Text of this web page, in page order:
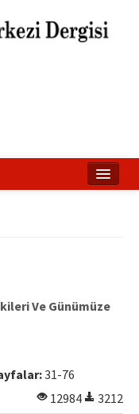
Ve Günümüze
31-76
12984
3212